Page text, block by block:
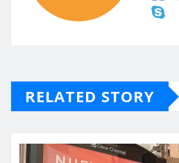
RELATED STORY